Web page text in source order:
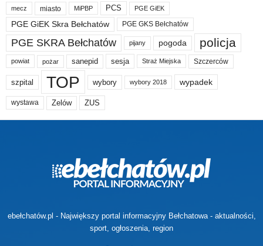
mecz miasto MiPBP PCS PGE GiEK
PGE GiEK Skra Bełchatów PGE GKS Bełchatów
PGE SKRA Bełchatów pijany pogoda policja
powiat pożar sanepid sesja Straż Miejska Szczerców
szpital TOP wybory wybory 2018 wypadek
wystawa Zelów ZUS
ebełchatów.pl - Największy portal informacyjny Bełchatowa - aktualności,
sport, ogłoszenia, region